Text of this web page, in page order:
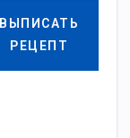
ВЫПИСАТЬ
РЕЦЕПТ